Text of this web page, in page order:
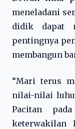
meneladani
didik dapat
pentingnya
membangun
“Mari terus
nilai-nilai
Pacitan
keterwakilan